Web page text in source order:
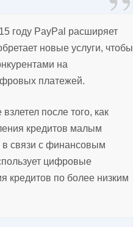
году PayPal расширяет
новые услуги, чтобы
на
платежей.
после того, как
кредитов малым
в связи с финансовым
цифровые
кредитов по более низким